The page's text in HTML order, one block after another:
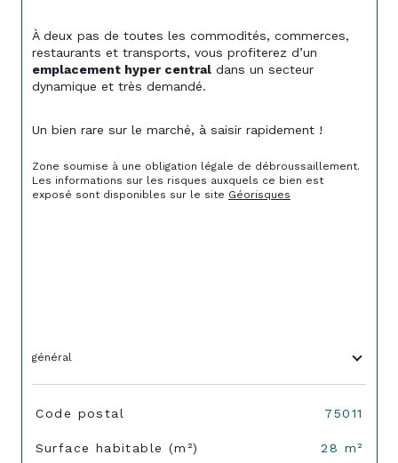
À deux pas de toutes les commodités, commerces,
restaurants et transports, vous profiterez d’un
emplacement hyper central dans un secteur
dynamique et très demandé.
Un bien rare sur le marché, à saisir rapidement !
Zone soumise à une obligation légale de débroussaillement.
Les informations sur les risques auxquels ce bien est
exposé sont disponibles sur le site Géorisques
général
TRAD_SIROCCO_Caracteristique
Code postal 75011
Surface habitable (m²) 28 m²